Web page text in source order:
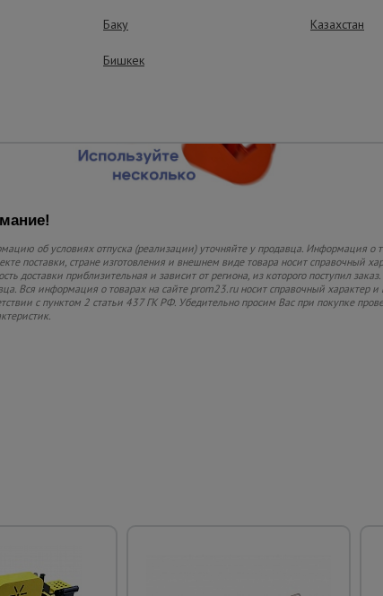
об условиях отпуска (реализации) уточняйте у продавца. Информация о
поставки, стране изготовления и внешнем виде товара носит справочный
доставки приблизительная и зависит от региона, из которого поступил
Вся информация о товарах на сайте prom23.ru носит справочный характер
с пунктом 2 статьи 437 ГК РФ. Убедительно просим Вас при покупке
Баку Казахстан
Бишкек